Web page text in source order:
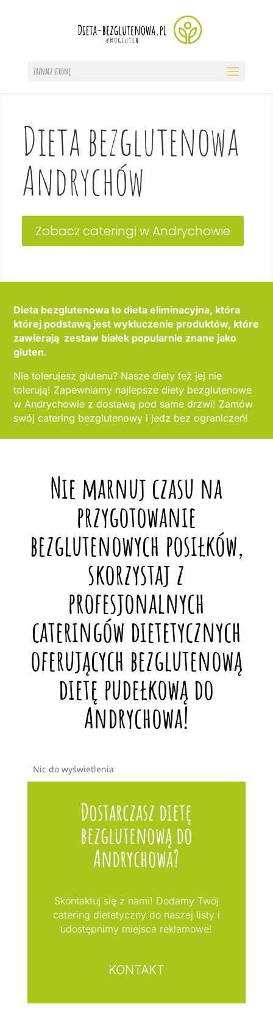
Zaznacz stronę
Dieta bezglutenowa
Andrychów
Zobacz cateringi w Andrychowie
Dieta bezglutenowa to dieta eliminacyjna, która
której podstawą jest wykluczenie produktów, które
zawierają zestaw białek popularnie znane jako
gluten.
Nie tolerujesz glutenu? Nasze diety też jej nie
tolerują! Zapewniamy najlepsze diety bezglutenowe
w Andrychowie z dostawą pod same drzwi! Zamów
swój catering bezglutenowy i jedz bez ograniczeń!
Nie marnuj czasu na
przygotowanie
bezglutenowych posiłków,
skorzystaj z
profesjonalnych
cateringów dietetycznych
oferujących bezglutenową
dietę pudełkową do
Andrychowa!
Nic do wyświetlenia
Dostarczasz dietę
bezglutenową do
Andrychowa?
Skontaktuj się z nami! Dodamy Twój
catering dietetyczny do naszej listy i
udostępnimy miejsca reklamowe!
KONTAKT